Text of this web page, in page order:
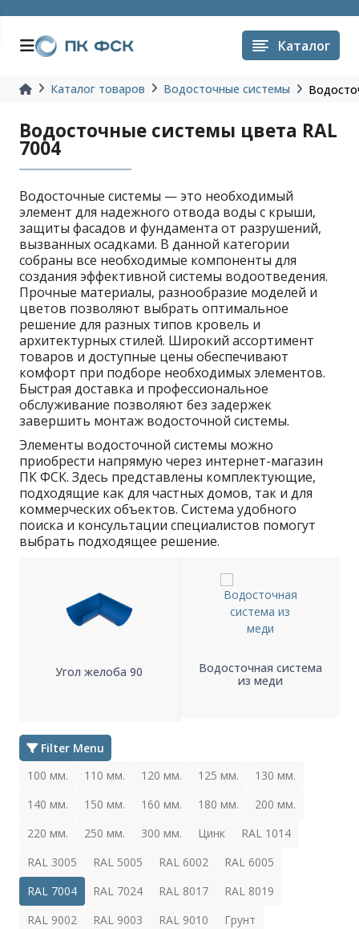
Каталог
Каталог товаров Водосточные системы
Водосточные системы цвета RAL
7004
Водосточные системы — это необходимый
элемент для надежного отвода воды с крыши,
защиты фасадов и фундамента от разрушений,
вызванных осадками. В данной категории
собраны все необходимые компоненты для
создания эффективной системы водоотведения.
Прочные материалы, разнообразие моделей и
цветов позволяют выбрать оптимальное
решение для разных типов кровель и
архитектурных стилей. Широкий ассортимент
товаров и доступные цены обеспечивают
комфорт при подборе необходимых элементов.
Быстрая доставка и профессиональное
обслуживание позволяют без задержек
завершить монтаж водосточной системы.
Элементы водосточной системы можно
приобрести напрямую через интернет-магазин
ПК ФСК. Здесь представлены комплектующие,
подходящие как для частных домов, так и для
коммерческих объектов. Система удобного
поиска и консультации специалистов помогут
выбрать подходящее решение.
Угол желоба 90
Водосточная система
из меди
Filter Menu
100 мм.
110 мм. 120 мм. 125 мм.
130 мм.
140 мм.
150 мм. 160 мм. 180 мм.
200 мм.
220 мм.
250 мм. 300 мм. Цинк
RAL 1014
RAL 3005
RAL 5005 RAL 6002
RAL 6005
RAL 7004
RAL 7024 RAL 8017
RAL 8019
RAL 9002
RAL 9003 RAL 9010 Грунт